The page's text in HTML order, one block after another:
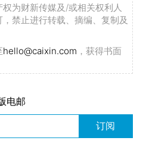
为财新传媒及/或相关权利人
禁止进行转载、摘编、复制及
hello@caixin.com ，获得书面
电邮
订阅